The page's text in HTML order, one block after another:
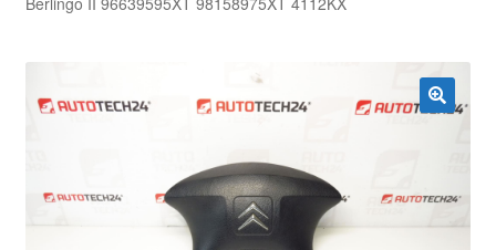
Kontakt
Můj účet